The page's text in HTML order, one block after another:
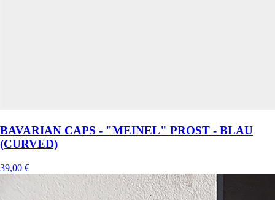
BAVARIAN CAPS - "MEINEL" PROST - BLAU
(CURVED)
39,00 €